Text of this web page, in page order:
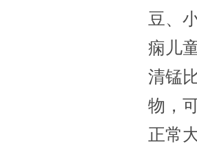
豆、
痫儿
清锰
物，
正常